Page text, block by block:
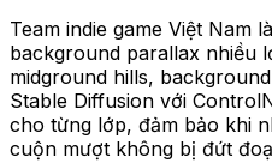
Team indie game Việt Nam
background parallax nhiều
midground hills,
Stable Diffusion với
cho từng lớp, đảm bảo khi
cuộn mượt không bị đứt